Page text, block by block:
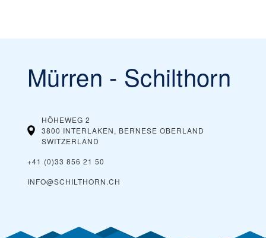
Mürren - Schilthorn
HÖHEWEG 2
3800 INTERLAKEN, BERNESE OBERLAND
SWITZERLAND
+41 (0)33 856 21 50
INFO@SCHILTHORN.CH